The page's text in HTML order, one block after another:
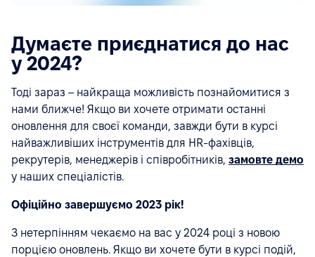
Думаєте приєднатися до нас
у 2024?
Тоді зараз – найкраща можливість познайомитися з
нами ближче! Якщо ви хочете отримати останні
оновлення для своєї команди, завжди бути в курсі
найважливіших інструментів для HR-фахівців,
рекрутерів, менеджерів і співробітників, замовте демо
у наших спеціалістів.
Офіційно завершуємо 2023 рік!
З нетерпінням чекаємо на вас у 2024 році з новою
порцією оновлень. Якщо ви хочете бути в курсі подій,